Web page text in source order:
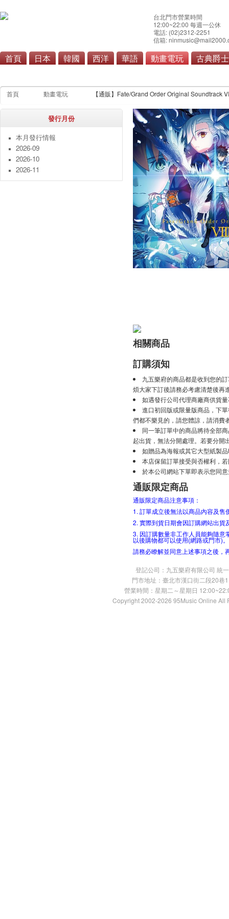
台北門市營業時間
12:00~22:00 每週一公休
電話: (02)2312-2251
信箱:
首頁 日本 韓國 西洋 華語 動畫電玩 古典爵士
首頁 動畫電玩 【通販】Fate/Grand Order Original Soundtrack
發行月份
本月發行情報
2026-09
2026-10
2026-11
相關商品
訂購須知
九五樂府的商品都是收到您的
煩大家下訂後請務必考慮清楚後再
如遇發行公司代理商廠商供貨
進口初回版或限量版商品，下
們都不樂見的，請您體諒，請消費
同一筆訂單中的商品將待全部
起出貨，無法分開處理。若要分開
如贈品為海報或其它大型紙製
本店保留訂單接受與否權利，
於本公司網站下單即表示您同
通販限定商品
通販限定商品注意事項：
1. 訂單成立後無法以商品內容及
2. 實際到貨日期會因訂購網站出
3. 因訂購數量非工作人員能夠隨
以後購物都可以使用(網路或門市)。
請務必瞭解並同意上述事項之後，
登記公司：九五樂府有限公司 統
門市地址：臺北市漢口街二段20
營業時間：星期二～星期日
Copyright 2002-2026 95Music Online All